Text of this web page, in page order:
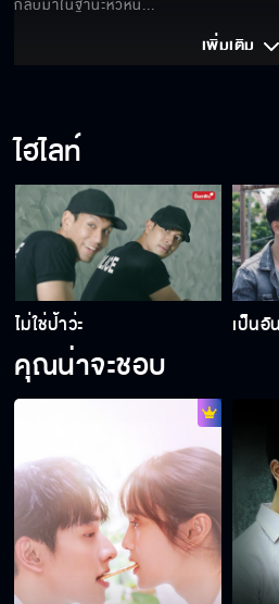
กลับมาในฐานะหัวหน้...
เพิ่มเติม
ไฮไลท์
ไม่ใช่ป้าว่ะ เป็นอั
คุณน่าจะชอบ